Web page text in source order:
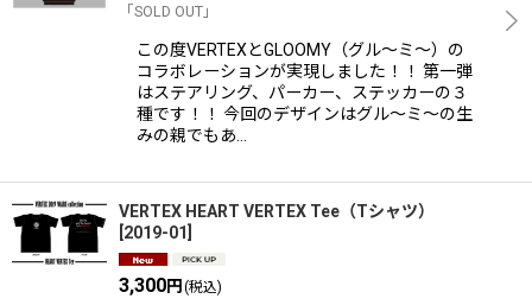
「SOLD OUT」
この度VERTEXとGLOOMY（グル〜ミ〜）の
コラボレーションが実現しました！！ 第一弾
はステアリング、パーカー、ステッカーの３
種です！！ 今回のデザインはグル〜ミ〜の生
みの親でもあ…
VERTEX HEART VERTEX Tee（Tシャツ）
2019-01
3,300円 (税込)